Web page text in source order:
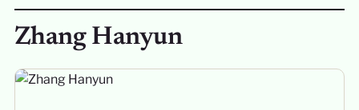
Zhang Hanyun